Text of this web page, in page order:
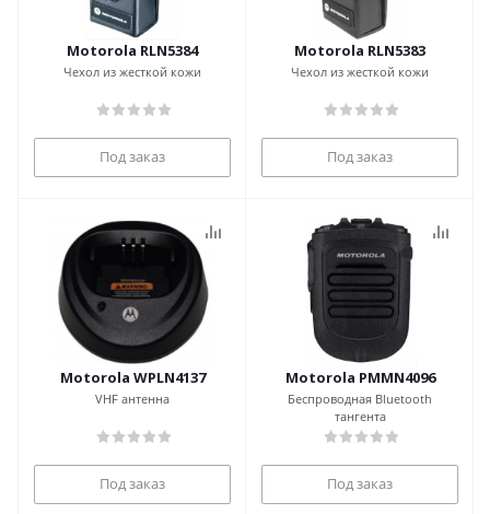
Motorola RLN5384
Чехол из жесткой кожи
Под заказ
Motorola RLN5383
Чехол из жесткой кожи
Под заказ
Motorola WPLN4137
VHF антенна
Под заказ
Motorola PMMN4096
Беспроводная Bluetooth
тангента
Под заказ